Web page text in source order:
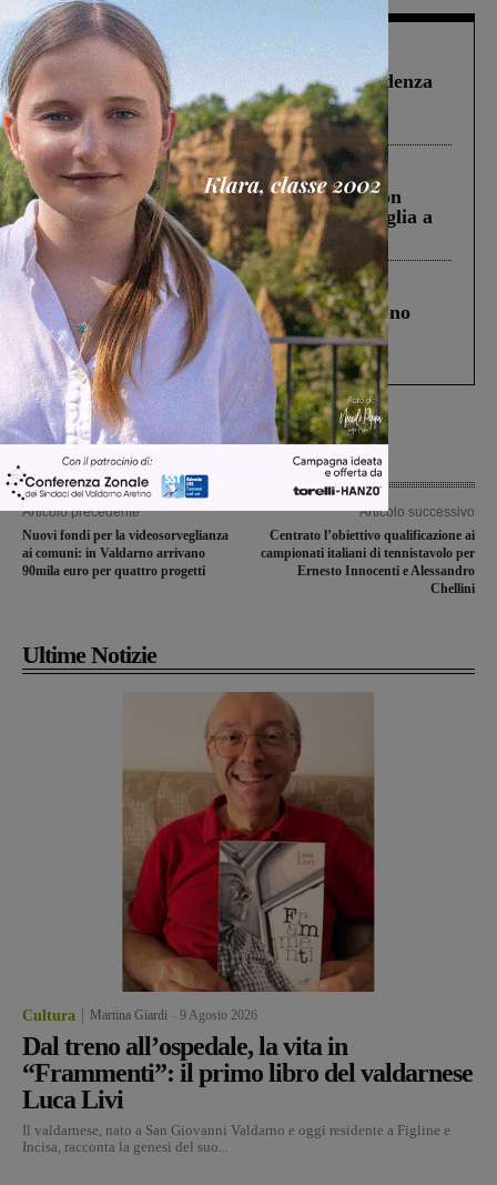
Figline Incisa Valdarno 1 Agosto 2026
Piscina di Figline finanziata oltre la scadenza
Pnrr, il gruppo di Fratelli d’Italia: “Un
ringraziamento al Governo”
Cronaca 3 Agosto 2026
Scomparso da una struttura di Castiglion
Fiorentino l’uomo che aveva ucciso la figlia a
Levane nel 2020
Cronaca 4 Agosto 2026
Un anno fa la strage in A1 in cui morirono
Gianni, Giulia e Franco. Lo schianto, il
processo, lo stop ai sorpassi fra tir....
Articolo precedente
Nuovi fondi per la videosorveglianza
ai comuni: in Valdarno arrivano
90mila euro per quattro progetti
Articolo successivo
Centrato l’obiettivo qualificazione ai
campionati italiani di tennistavolo per
Ernesto Innocenti e Alessandro
Chellini
Ultime Notizie
Cultura Martina Giardi 9 Agosto 2026
Dal treno all’ospedale, la vita in
“Frammenti”: il primo libro del valdarnese
Luca Livi
Il valdarnese, nato a San Giovanni Valdarno e oggi residente a Figline e
Incisa, racconta la genesi del suo...